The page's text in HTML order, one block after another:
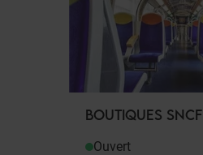
BOUTIQUES SNCF
Ouvert